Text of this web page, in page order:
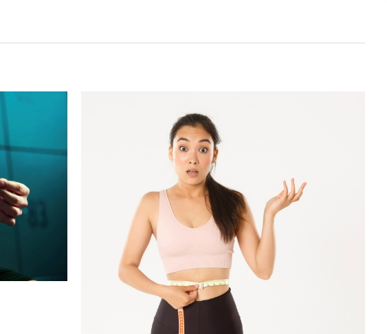
熱門療程
聯絡我們
影音專區
CONTACT US